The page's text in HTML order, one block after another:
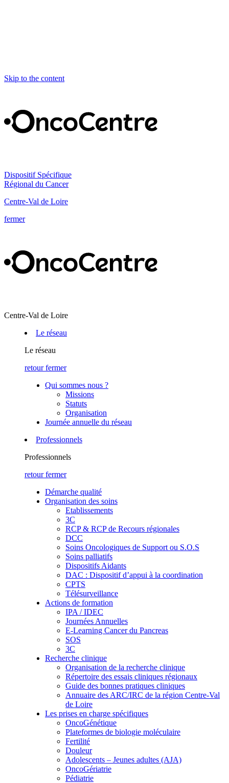
Skip to the content
Dispositif Spécifique
Régional du Cancer
Centre-Val de Loire
fermer
Centre-Val de Loire
Le réseau
Le réseau
retour fermer
Qui sommes nous ?
Missions
Statuts
Organisation
Journée annuelle du réseau
Professionnels
Professionnels
retour fermer
Démarche qualité
Organisation des soins
Etablissements
3C
RCP & RCP de Recours régionales
DCC
Soins Oncologiques de Support ou S.O.S
Soins palliatifs
Dispositifs Aidants
DAC : Dispositif d’appui à la coordination
CPTS
Télésurveillance
Actions de formation
IPA / IDEC
Journées Annuelles
E-Learning Cancer du Pancreas
SOS
3C
Recherche clinique
Organisation de la recherche clinique
Répertoire des essais cliniques régionaux
Guide des bonnes pratiques cliniques
Annuaire des ARC/IRC de la région Centre-Val
de Loire
Les prises en charge spécifiques
OncoGénétique
Plateformes de biologie moléculaire
Fertilité
Douleur
Adolescents – Jeunes adultes (AJA)
OncoGériatrie
Pédiatrie